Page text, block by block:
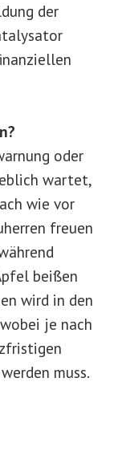
der
oder
wartet,
wie vor
freuen
beißen
wird in den
je nach
muss.